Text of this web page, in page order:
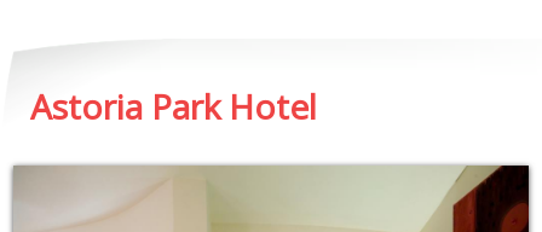
Astoria Park Hotel